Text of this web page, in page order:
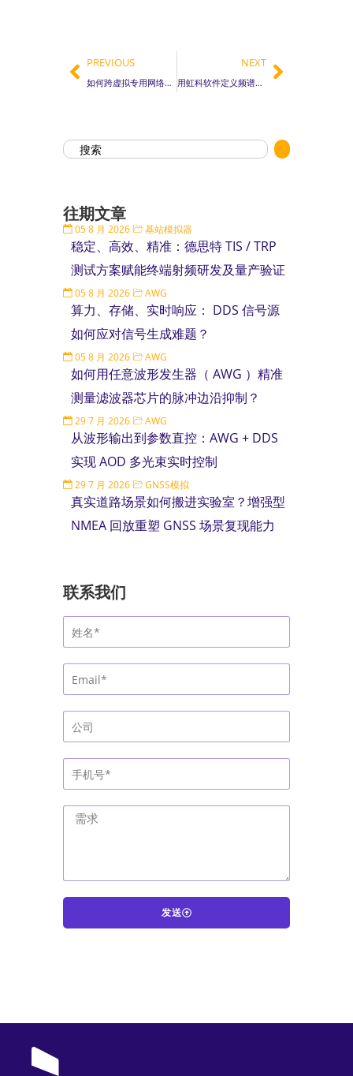
PREVIOUS
如何跨虚拟专用网络连接到你的RTSA
NEXT
用虹科软件定义频谱分析仪军用设备的有效射频测试和故障排除
往期文章
05 8 月 2026 基站模拟器
稳定、高效、精准：德思特 TIS / TRP
测试方案赋能终端射频研发及量产验证
05 8 月 2026 AWG
算力、存储、实时响应： DDS 信号源
如何应对信号生成难题？
05 8 月 2026 AWG
如何用任意波形发生器（ AWG ）精准
测量滤波器芯片的脉冲边沿抑制？
29 7 月 2026 AWG
从波形输出到参数直控：AWG + DDS
实现 AOD 多光束实时控制
29 7 月 2026 GNSS模拟
真实道路场景如何搬进实验室？增强型
NMEA 回放重塑 GNSS 场景复现能力
联系我们
发送
e